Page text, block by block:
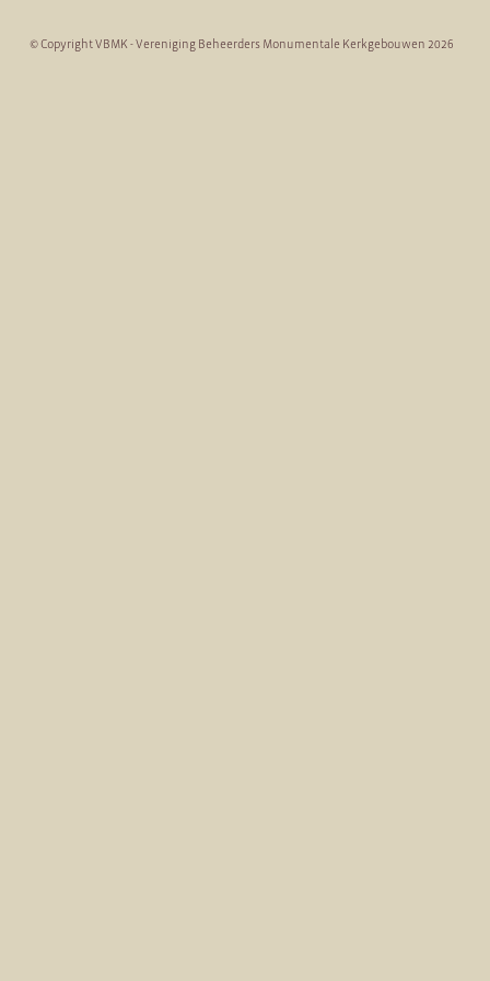
© Copyright VBMK - Vereniging Beheerders Monumentale Kerkgebouwen 2026